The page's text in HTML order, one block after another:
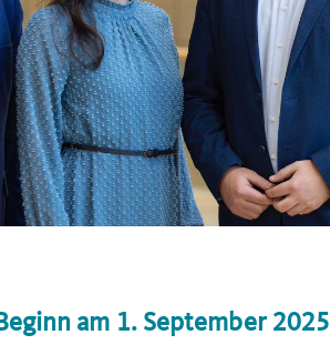
am 1. September 2025